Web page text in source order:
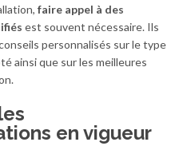
faire appel à des
est souvent nécessaire. Ils
personnalisés sur le type
ainsi que sur les meilleures
en vigueur